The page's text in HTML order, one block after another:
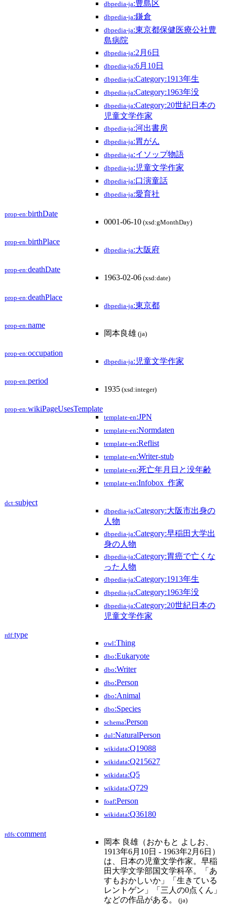
dbpedia-ja:豊島区
dbpedia-ja:鎌倉
dbpedia-ja:東京都保健医療公社豊
島病院
dbpedia-ja:2月6日
dbpedia-ja:6月10日
dbpedia-ja:Category:1913年生
dbpedia-ja:Category:1963年没
dbpedia-ja:Category:20世紀日本の
児童文学作家
dbpedia-ja:河出書房
dbpedia-ja:胃がん
dbpedia-ja:イソップ物語
dbpedia-ja:児童文学作家
dbpedia-ja:口演童話
dbpedia-ja:愛育社
prop-en:birthDate
0001-06-10 (xsd:gMonthDay)
prop-en:birthPlace
dbpedia-ja:大阪府
prop-en:deathDate
1963-02-06 (xsd:date)
prop-en:deathPlace
dbpedia-ja:東京都
prop-en:name
岡本良雄 (ja)
prop-en:occupation
dbpedia-ja:児童文学作家
prop-en:period
1935 (xsd:integer)
prop-en:wikiPageUsesTemplate
template-en:JPN
template-en:Normdaten
template-en:Reflist
template-en:Writer-stub
template-en:死亡年月日と没年齢
template-en:Infobox_作家
dct:subject
dbpedia-ja:Category:大阪市出身の
人物
dbpedia-ja:Category:早稲田大学出
身の人物
dbpedia-ja:Category:胃癌で亡くな
った人物
dbpedia-ja:Category:1913年生
dbpedia-ja:Category:1963年没
dbpedia-ja:Category:20世紀日本の
児童文学作家
rdf:type
owl:Thing
dbo:Eukaryote
dbo:Writer
dbo:Person
dbo:Animal
dbo:Species
schema:Person
dul:NaturalPerson
wikidata:Q19088
wikidata:Q215627
wikidata:Q5
wikidata:Q729
foaf:Person
wikidata:Q36180
rdfs:comment
岡本 良雄（おかもと よしお、
1913年6月10日 - 1963年2月6日）
は、日本の児童文学作家。早稲
田大学文学部国文学科卒。「あ
すもおかしいか」「生きている
レントゲン」「三人の0点くん」
などの作品がある。
(ja)